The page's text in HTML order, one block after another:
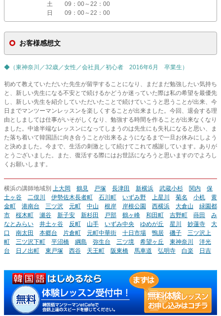
土
09：00～22：00
日
09：00～22：00
お客様感想文
◆（東神奈川／32歳／女性／会社員／初心者 2016年6月 卒業生）
初めて教えていただいた先生が留学することになり、まだまだ勉強したい気持ち
と、新しい先生になる不安とで続けるかどうか迷っていた際は私の希望を最優先
し、新しい先生を紹介していただいたことで続けていこうと思うことが出来、今
日までマンツーマンレッスンを楽しくすることが出来ました。今回、退会する理
由としましては仕事がいそがしくなり、勉強する時間を作ることが出来なくなり
ました。中途半端なレッスンになってしまうのは先生にも失礼になると思い、ま
た落ち着いて韓国語に向き合うことが出来るようになるまで一旦お休みにしよう
と決めました。今まで、生活の刺激として続けてこれて感謝しています。ありが
とうございました。また、復活する際にはお世話になろうと思いますのでよろし
くお願いします。
横浜の講師地域別 上大岡 鶴見 戸塚 長津田 新横浜 武蔵小杉 関内
保
土ヶ谷
二俣川 伊勢佐木長者町 石川町 いずみ野 上星川 菊名 小机
黄
金町
港南台 三ツ沢 元町 中山 根岸 岸根公園 西横浜 大倉山
緑園都
市
桜木町 瀬谷 新子安 新杉田 戸部 鶴ヶ峰 和田町 吉野町 蒔田
み
なとみらい
井土ヶ谷 反町 山手 いずみ中央 ゆめが丘 星川 妙蓮寺
大
口
南太田 本郷台 片倉町 元町中華街 十日市場 鴨居 磯子
三ツ沢上
町
三ツ沢下町 平沼橋 綱島 弥生台 三ツ境 希望ヶ丘 東神奈川
洋光
台
日ノ出町 東戸塚 西谷 天王町 阪東橋 馬車道 弘明寺 白楽 日吉